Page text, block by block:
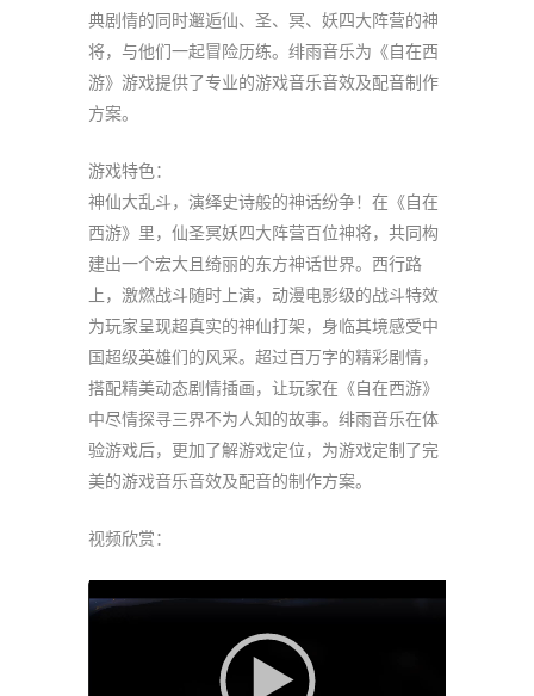
典剧情的同时邂逅仙、圣、冥、妖四大阵营的神
将，与他们一起冒险历练。绯雨音乐为《自在西
游》游戏提供了专业的游戏音乐音效及配音制作
方案。
游戏特色：
神仙大乱斗，演绎史诗般的神话纷争！在《自在
西游》里，仙圣冥妖四大阵营百位神将，共同构
建出一个宏大且绮丽的东方神话世界。西行路
上，激燃战斗随时上演，动漫电影级的战斗特效
为玩家呈现超真实的神仙打架，身临其境感受中
国超级英雄们的风采。超过百万字的精彩剧情，
搭配精美动态剧情插画，让玩家在《自在西游》
中尽情探寻三界不为人知的故事。绯雨音乐在体
验游戏后，更加了解游戏定位，为游戏定制了完
美的游戏音乐音效及配音的制作方案。
视频欣赏：
视